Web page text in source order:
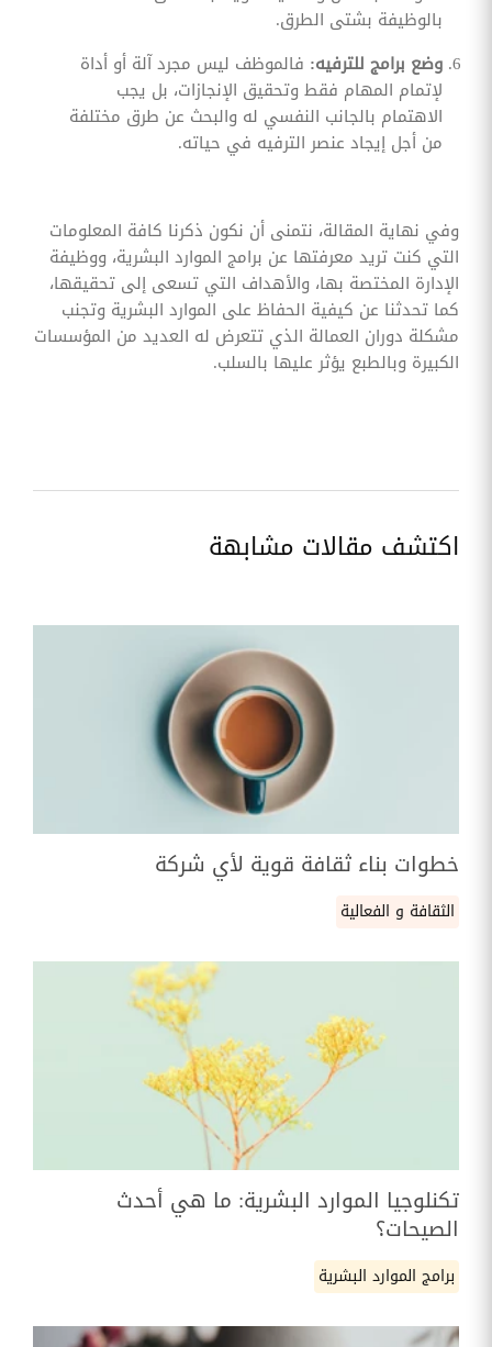
بالوظيفة بشتى الطرق.
وضع برامج للترفيه: فالموظف ليس مجرد آلة أو أداة
لإتمام المهام فقط وتحقيق الإنجازات، بل يجب
الاهتمام بالجانب النفسي له والبحث عن طرق مختلفة
من أجل إيجاد عنصر الترفيه في حياته.
وفي نهاية المقالة، نتمنى أن نكون ذكرنا كافة المعلومات
التي كنت تريد معرفتها عن برامج الموارد البشرية، ووظيفة
الإدارة المختصة بها، والأهداف التي تسعى إلى تحقيقها،
كما تحدثنا عن كيفية الحفاظ على الموارد البشرية وتجنب
مشكلة دوران العمالة الذي تتعرض له العديد من المؤسسات
الكبيرة وبالطبع يؤثر عليها بالسلب.
اكتشف مقالات مشابهة
خطوات بناء ثقافة قوية لأي شركة
الثقافة و الفعالية
تكنلوجيا الموارد البشرية: ما هي أحدث
الصيحات؟
برامج الموارد البشرية